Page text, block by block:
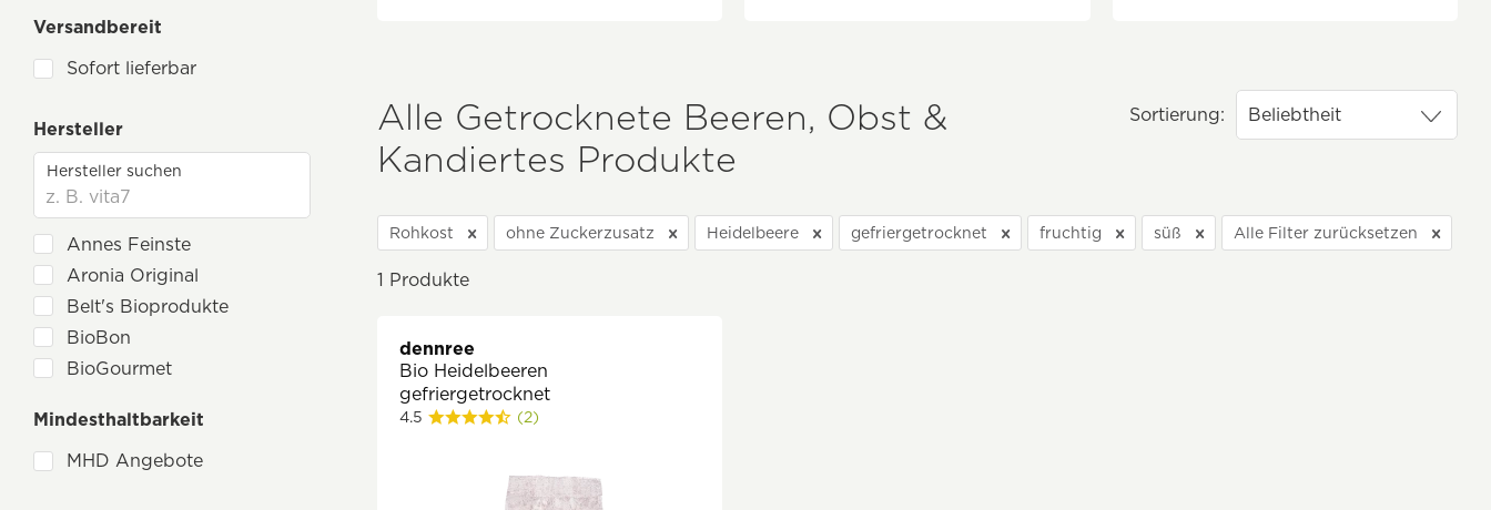
Kochbücher
MHD Angebote
Natürlich Süßen
Nüsse & Saaten
Öle & Essig
Saucen & Dips
Snacks, Cookies & Schoko
Geschenkideen
Winter & Weihnachten
Versandbereit
Sofort lieferbar
Hersteller
Annes Feinste
Aronia Original
Belt's Bioprodukte
BioBon
BioGourmet
Davert
dennree
Mindesthaltbarkeit
MHD Angebote
Alle Getrocknete Beeren, Obst &
Kandiertes Produkte
Sortierung:
Rohkost ohne Zuckerzusatz Heidelbeere gefriergetrocknet fruchtig süß Alle Filter zurücksetzen
1 Produkte
dennree
Bio Heidelbeeren
gefriergetrocknet
4.5 (2)